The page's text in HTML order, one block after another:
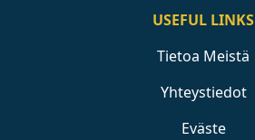
USEFUL LINKS
Tietoa Meistä
Yhteystiedot
Eväste